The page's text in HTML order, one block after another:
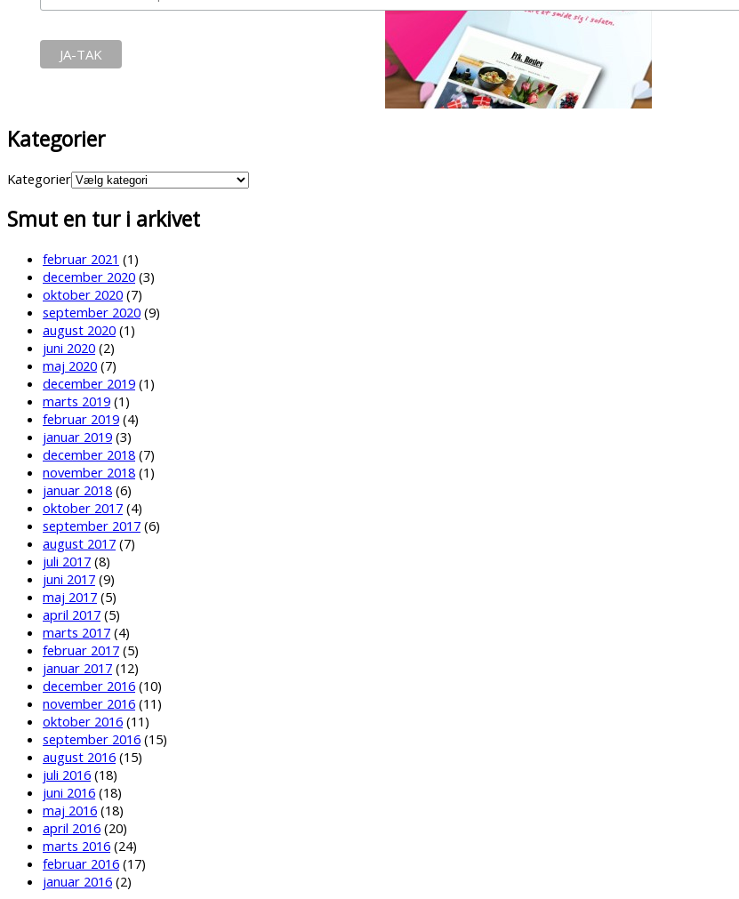
Kategorier
Kategorier
Smut en tur i arkivet
februar 2021 (1)
december 2020 (3)
oktober 2020 (7)
september 2020 (9)
august 2020 (1)
juni 2020 (2)
maj 2020 (7)
december 2019 (1)
marts 2019 (1)
februar 2019 (4)
januar 2019 (3)
december 2018 (7)
november 2018 (1)
januar 2018 (6)
oktober 2017 (4)
september 2017 (6)
august 2017 (7)
juli 2017 (8)
juni 2017 (9)
maj 2017 (5)
april 2017 (5)
marts 2017 (4)
februar 2017 (5)
januar 2017 (12)
december 2016 (10)
november 2016 (11)
oktober 2016 (11)
september 2016 (15)
august 2016 (15)
juli 2016 (18)
juni 2016 (18)
maj 2016 (18)
april 2016 (20)
marts 2016 (24)
februar 2016 (17)
januar 2016 (2)